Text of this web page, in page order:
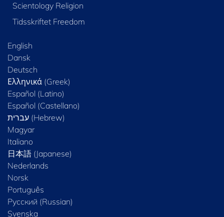
Scientology Religion
Tidsskriftet Freedom
English
Dansk
Deutsch
Ελληνικά (Greek)
Español (Latino)
Español (Castellano)
Magyar
Italiano
日本語 (Japanese)
Nederlands
Norsk
Português
Русский (Russian)
Svenska